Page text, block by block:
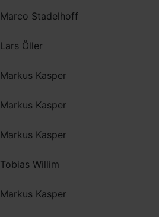
Marco Stadelhoff
Lars Öller
Markus Kasper
Markus Kasper
Markus Kasper
Tobias Willim
Markus Kasper